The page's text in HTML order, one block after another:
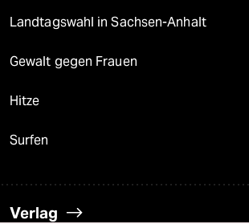
Landtagswahl in Sachsen-Anhalt
Gewalt gegen Frauen
Hitze
Surfen
Verlag